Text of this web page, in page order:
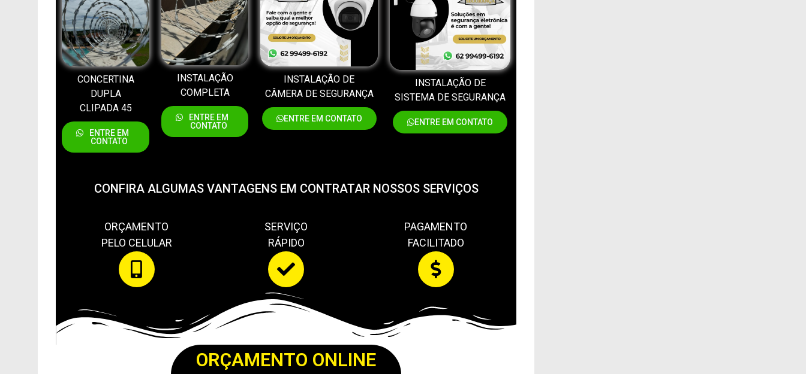
CONCERTINA
DUPLA
CLIPADA 45
ENTRE EM
CONTATO
INSTALAÇÃO
COMPLETA
ENTRE EM
CONTATO
INSTALAÇÃO DE
CÂMERA DE SEGURANÇA
ENTRE EM CONTATO
INSTALAÇÃO DE
SISTEMA DE SEGURANÇA
ENTRE EM CONTATO
CONFIRA ALGUMAS VANTAGENS EM CONTRATAR NOSSOS SERVIÇOS
ORÇAMENTO
PELO CELULAR
SERVIÇO
RÁPIDO
PAGAMENTO
FACILITADO
ORÇAMENTO ONLINE